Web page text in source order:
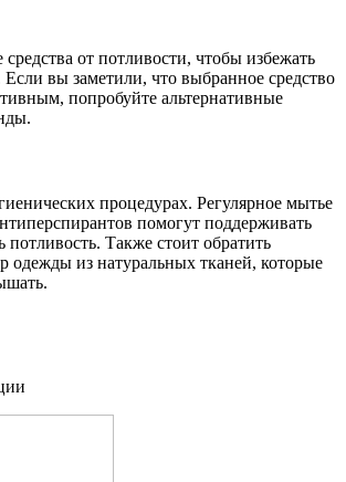
средства от потливости, чтобы избежать
вы заметили, что выбранное средство
попробуйте альтернативные
процедурах. Регулярное мытье
помогут поддерживать
потливость. Также стоит обратить
одежды из натуральных тканей, которые